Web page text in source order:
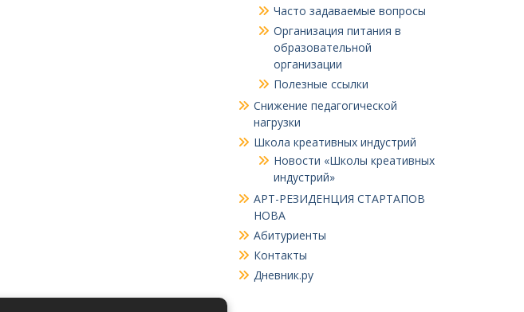
Часто задаваемые вопросы
Организация питания в
образовательной
организации
Полезные ссылки
Снижение педагогической
нагрузки
Школа креативных индустрий
Новости «Школы креативных
индустрий»
АРТ-РЕЗИДЕНЦИЯ СТАРТАПОВ
НОВА
Абитуриенты
Контакты
Дневник.ру